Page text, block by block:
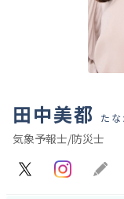
田中美都 たな
気象予報士/防災士
Instagram
Blog